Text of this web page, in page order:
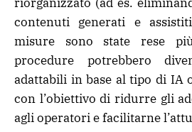
contenuti generati e
misure sono state rese
procedure potrebbero
adattabili in base al tipo di IA
con l’obiettivo di ridurre gli
agli operatori e facilitarne